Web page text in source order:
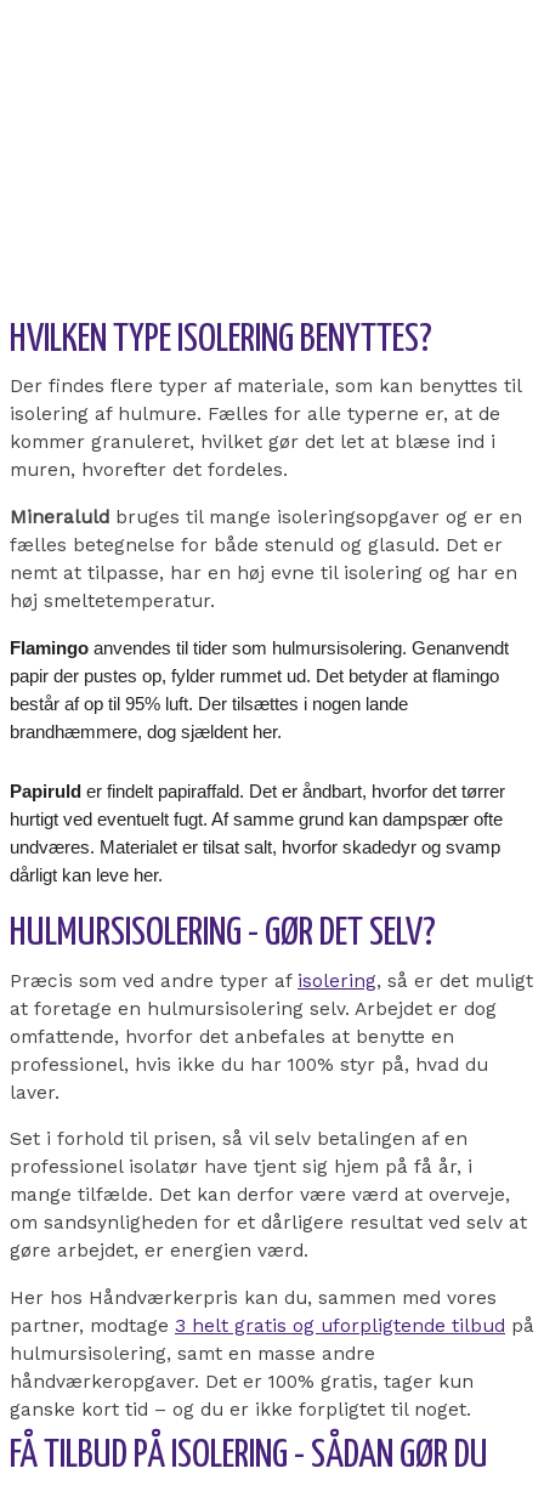
HVILKEN TYPE ISOLERING BENYTTES?
Der findes flere typer af materiale, som kan benyttes til
isolering af hulmure. Fælles for alle typerne er, at de
kommer granuleret, hvilket gør det let at blæse ind i
muren, hvorefter det fordeles.
Mineraluld bruges til mange isoleringsopgaver og er en
fælles betegnelse for både stenuld og glasuld. Det er
nemt at tilpasse, har en høj evne til isolering og har en
høj smeltetemperatur.
Flamingo anvendes til tider som hulmursisolering. Genanvendt
papir der pustes op, fylder rummet ud. Det betyder at flamingo
består af op til 95% luft. Der tilsættes i nogen lande
brandhæmmere, dog sjældent her.
Papiruld er findelt papiraffald. Det er åndbart, hvorfor det tørrer
hurtigt ved eventuelt fugt. Af samme grund kan dampspær ofte
undværes. Materialet er tilsat salt, hvorfor skadedyr og svamp
dårligt kan leve her.
HULMURSISOLERING - GØR DET SELV?
Præcis som ved andre typer af isolering, så er det muligt
at foretage en hulmursisolering selv. Arbejdet er dog
omfattende, hvorfor det anbefales at benytte en
professionel, hvis ikke du har 100% styr på, hvad du
laver.
Set i forhold til prisen, så vil selv betalingen af en
professionel isolatør have tjent sig hjem på få år, i
mange tilfælde. Det kan derfor være værd at overveje,
om sandsynligheden for et dårligere resultat ved selv at
gøre arbejdet, er energien værd.
Her hos Håndværkerpris kan du, sammen med vores
partner, modtage 3 helt gratis og uforpligtende tilbud på
hulmursisolering, samt en masse andre
håndværkeropgaver. Det er 100% gratis, tager kun
ganske kort tid – og du er ikke forpligtet til noget.
FÅ TILBUD PÅ ISOLERING - SÅDAN GØR DU